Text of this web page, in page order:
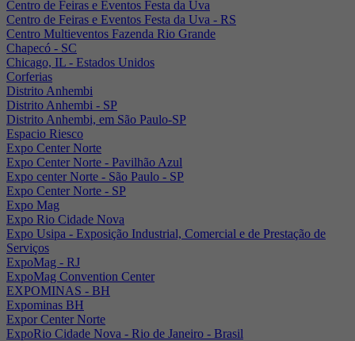
Centro de Feiras e Eventos Festa da Uva
Centro de Feiras e Eventos Festa da Uva - RS
Centro Multieventos Fazenda Rio Grande
Chapecó - SC
Chicago, IL - Estados Unidos
Corferias
Distrito Anhembi
Distrito Anhembi - SP
Distrito Anhembi, em São Paulo-SP
Espacio Riesco
Expo Center Norte
Expo Center Norte - Pavilhão Azul
Expo center Norte - São Paulo - SP
Expo Center Norte - SP
Expo Mag
Expo Rio Cidade Nova
Expo Usipa - Exposição Industrial, Comercial e de Prestação de
Serviços
ExpoMag - RJ
ExpoMag Convention Center
EXPOMINAS - BH
Expominas BH
Expor Center Norte
ExpoRio Cidade Nova - Rio de Janeiro - Brasil